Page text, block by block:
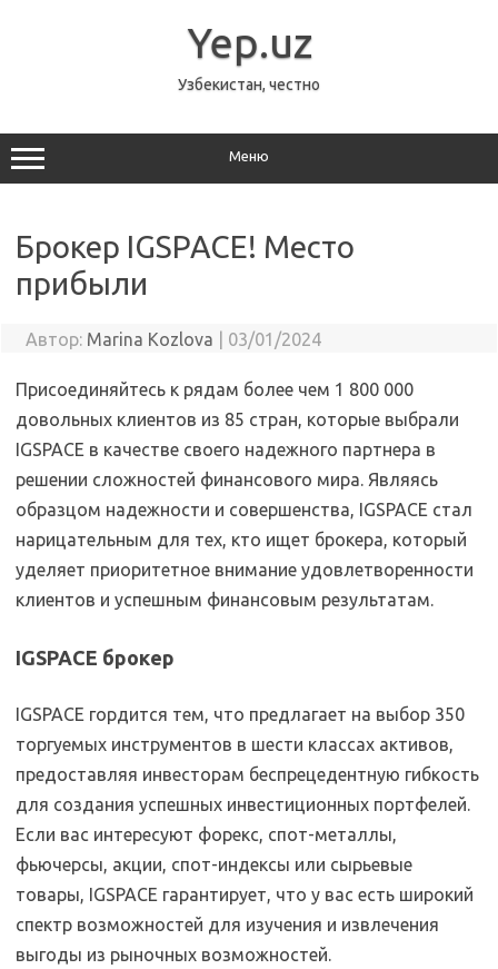
Yep.uz
Узбекистан, честно
Меню
Брокер IGSPACE! Место
прибыли
Автор: Marina Kozlova 03/01/2024
Присоединяйтесь к рядам более чем 1 800 000
довольных клиентов из 85 стран, которые выбрали
IGSPACE в качестве своего надежного партнера в
решении сложностей финансового мира. Являясь
образцом надежности и совершенства, IGSPACE стал
нарицательным для тех, кто ищет брокера, который
уделяет приоритетное внимание удовлетворенности
клиентов и успешным финансовым результатам.
IGSPACE брокер
IGSPACE гордится тем, что предлагает на выбор 350
торгуемых инструментов в шести классах активов,
предоставляя инвесторам беспрецедентную гибкость
для создания успешных инвестиционных портфелей.
Если вас интересуют форекс, спот-металлы,
фьючерсы, акции, спот-индексы или сырьевые
товары, IGSPACE гарантирует, что у вас есть широкий
спектр возможностей для изучения и извлечения
выгоды из рыночных возможностей.